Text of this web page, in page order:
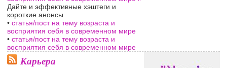
Дайте и эффективные хэштеги и
короткие анонсы
• статья/пост на тему возраста и
восприятия себя в современном мире
• статья/пост на тему возраста и
восприятия себя в современном мире
Карьера